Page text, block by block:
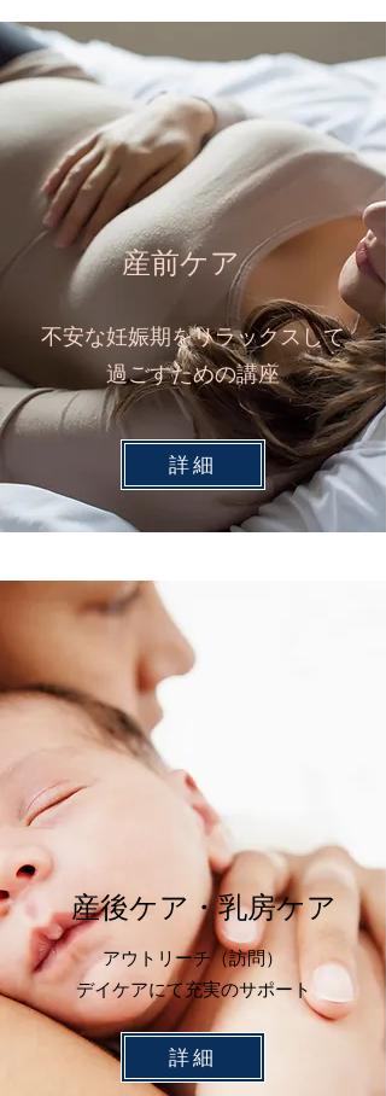
​産前ケア
不安な妊娠期をリラックスして
過ごすための講座
詳細
​産後ケア・乳房ケア
​アウトリーチ（訪問）
デイケアにて充実のサポート
詳細